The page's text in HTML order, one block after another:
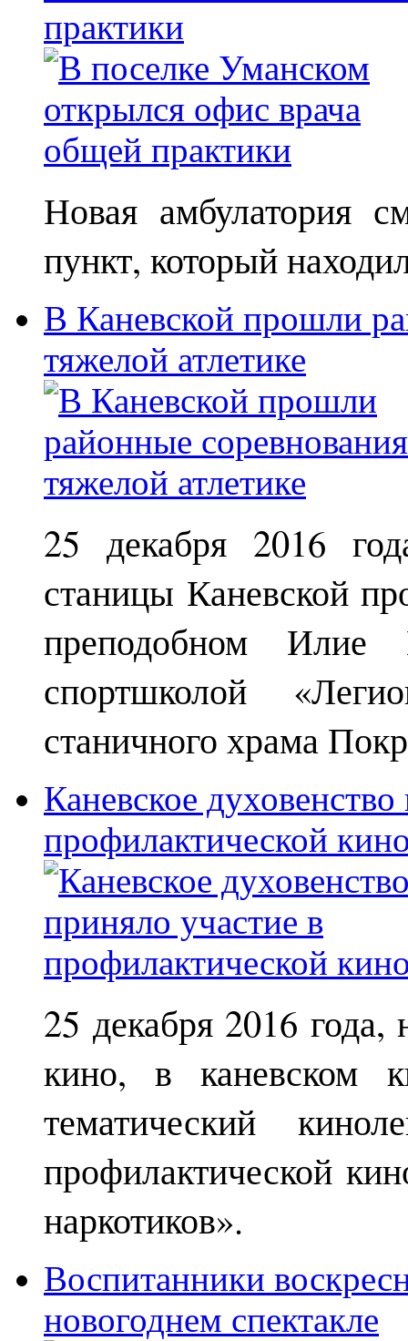
практики
Новая амбулатория
пункт, который
В Каневской прошли
тяжелой атлетике
25 декабря 2016
станицы Каневской
преподобном Илие
спортшколой
станичного храма
Каневское
профилактической
25 декабря 2016
кино, в каневском
тематический
профилактической
наркотиков».
Воспитанники
новогоднем спектакле